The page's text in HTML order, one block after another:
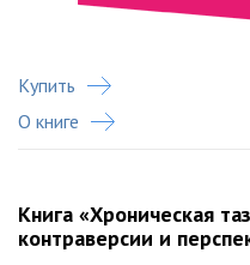
Купить
О книге
Книга «Хроническая
контраверсии и